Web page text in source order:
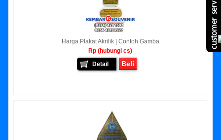
Harga Plakat Akrilik | Contoh Gamba
Rp (hubungi cs)
Detail
Beli